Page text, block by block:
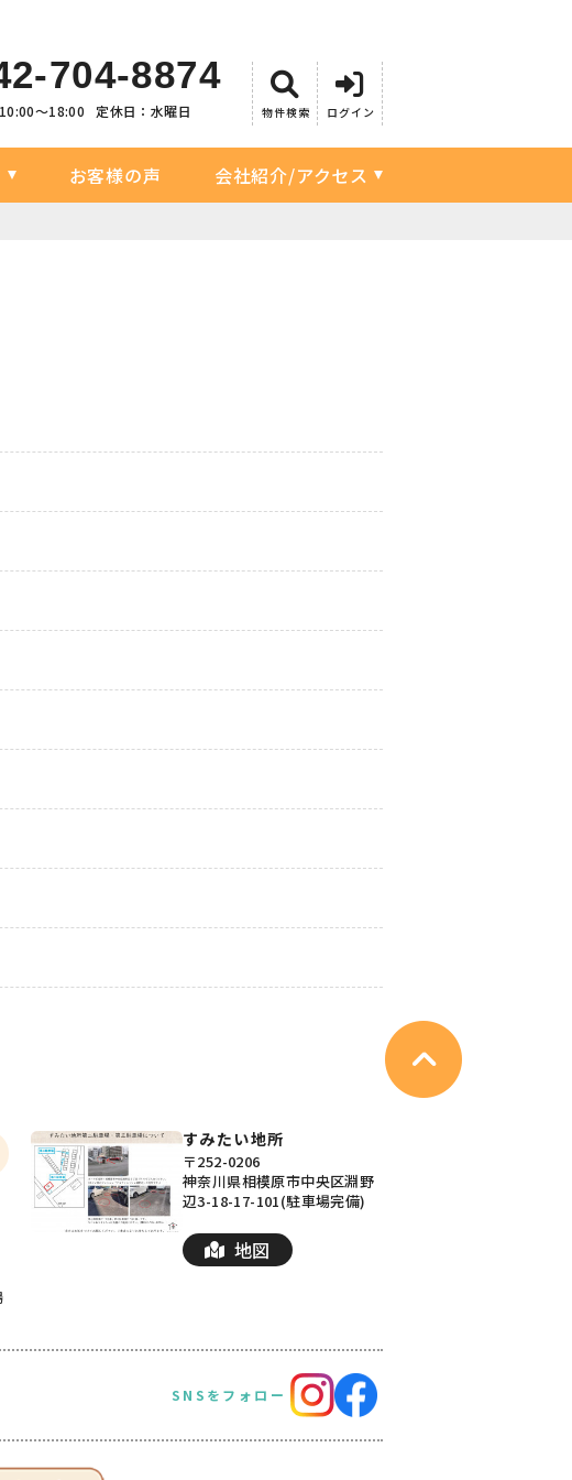
704-8874
〜18:00 定休日：水曜日 物件検索 ログイン
お客様の声 会社紹介/アクセス
すみたい地所
〒252-0206
神奈川県相模原市中央区淵野
辺3-18-17-101(駐車場完備)
地図
SNSをフォロー